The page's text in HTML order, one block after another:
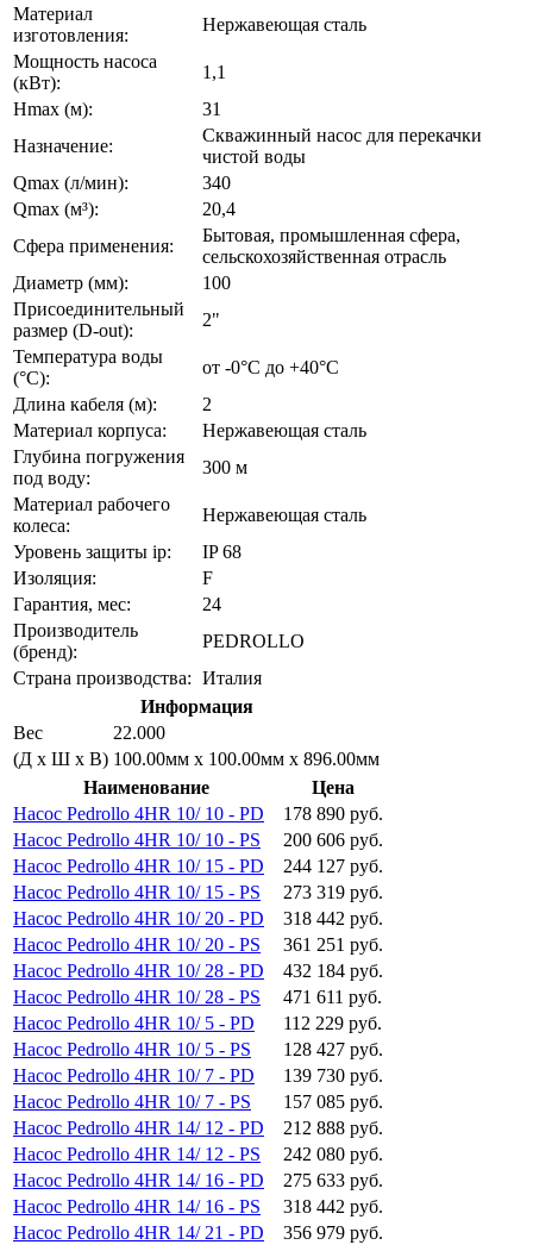
Материал
изготовления:
Нержавеющая сталь
Мощность насоса
(кВт):
1,1
Hmax (м):
31
Назначение:
Скважинный насос для перекачки
чистой воды
Qmax (л/мин):
340
Qmax (м³):
20,4
Сфера применения:
Бытовая, промышленная сфера,
сельскохозяйственная отрасль
Диаметр (мм):
100
Присоединительный
размер (D-out):
2"
Температура воды
(°C):
от -0°C до +40°С
Длина кабеля (м):
2
Материал корпуса:
Нержавеющая сталь
Глубина погружения
под воду:
300 м
Материал рабочего
колеса:
Нержавеющая сталь
Уровень защиты ip:
IP 68
Изоляция:
F
Гарантия, мес:
24
Производитель
(бренд):
PEDROLLO
Страна производства: Италия
Информация
Вес
22.000
(Д х Ш х В) 100.00мм x 100.00мм x 896.00мм
Наименование
Цена
Насос Pedrollo 4HR 10/ 10 - PD
178 890 руб.
Насос Pedrollo 4HR 10/ 10 - PS
200 606 руб.
Насос Pedrollo 4HR 10/ 15 - PD
244 127 руб.
Насос Pedrollo 4HR 10/ 15 - PS
273 319 руб.
Насос Pedrollo 4HR 10/ 20 - PD
318 442 руб.
Насос Pedrollo 4HR 10/ 20 - PS
361 251 руб.
Насос Pedrollo 4HR 10/ 28 - PD
432 184 руб.
Насос Pedrollo 4HR 10/ 28 - PS
471 611 руб.
Насос Pedrollo 4HR 10/ 5 - PD
112 229 руб.
Насос Pedrollo 4HR 10/ 5 - PS
128 427 руб.
Насос Pedrollo 4HR 10/ 7 - PD
139 730 руб.
Насос Pedrollo 4HR 10/ 7 - PS
157 085 руб.
Насос Pedrollo 4HR 14/ 12 - PD
212 888 руб.
Насос Pedrollo 4HR 14/ 12 - PS
242 080 руб.
Насос Pedrollo 4HR 14/ 16 - PD
275 633 руб.
Насос Pedrollo 4HR 14/ 16 - PS
318 442 руб.
Насос Pedrollo 4HR 14/ 21 - PD
356 979 руб.